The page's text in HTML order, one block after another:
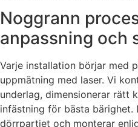
Noggrann
anpassning och
Varje installation börjar med
uppmätning med laser. Vi
underlag, dimensionerar rätt
infästning för bästa bärighet.
dörrpartiet och monterar